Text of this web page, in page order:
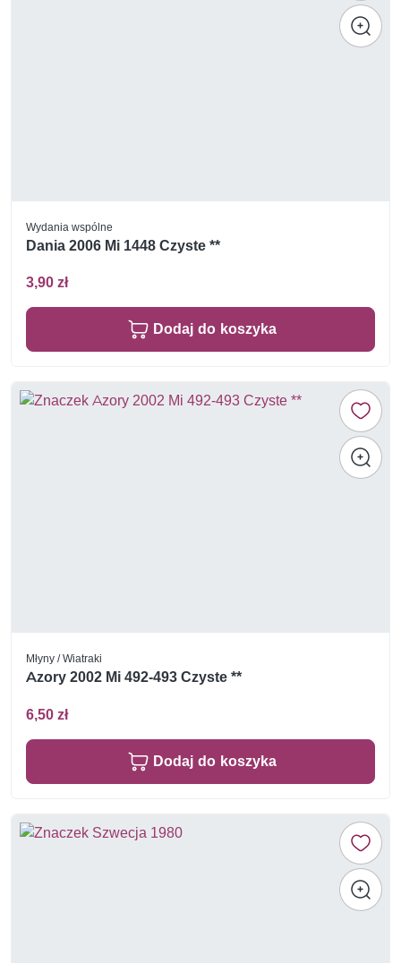
Wydania wspólne
Dania 2006 Mi 1448 Czyste **
3,90 zł
Dodaj do koszyka
Młyny / Wiatraki
Azory 2002 Mi 492-493 Czyste **
6,50 zł
Dodaj do koszyka